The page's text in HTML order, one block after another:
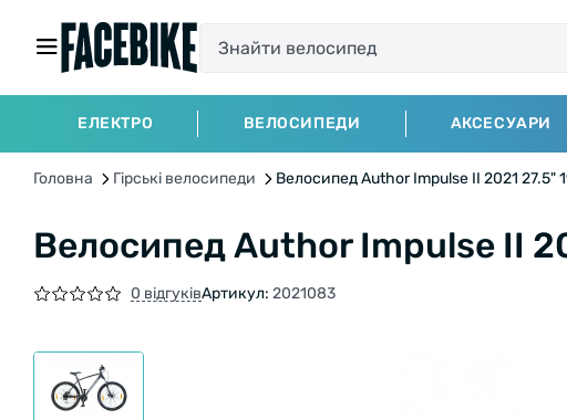
ЕЛЕКТРО ВЕЛОСИПЕДИ АКСЕСУАРИ
Головна Гірські велосипеди Велосипед Author Impulse II 2021 27.5"
Велосипед Author Impulse II
0 відгуківАртикул: 2021083